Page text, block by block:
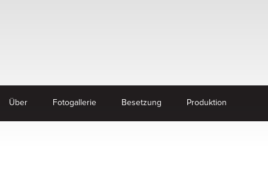
Über Fotogallerie Besetzung Produktion